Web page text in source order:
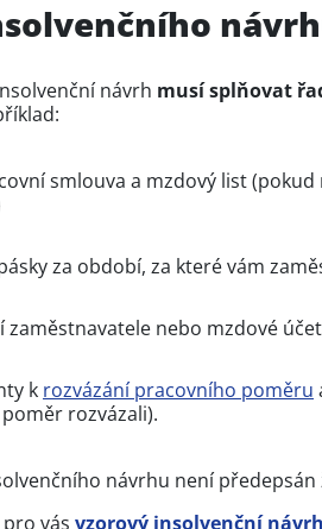
návrh musí splňovat
smlouva a mzdový list
za období, za které vám
zaměstnavatele nebo mzdové
k rozvázání pracovního poměru
rozvázali).
návrhu není
vás vzorový insolvenční návrh